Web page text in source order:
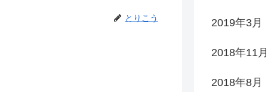
とりこう 2019年3月
2018年11月
2018年8月